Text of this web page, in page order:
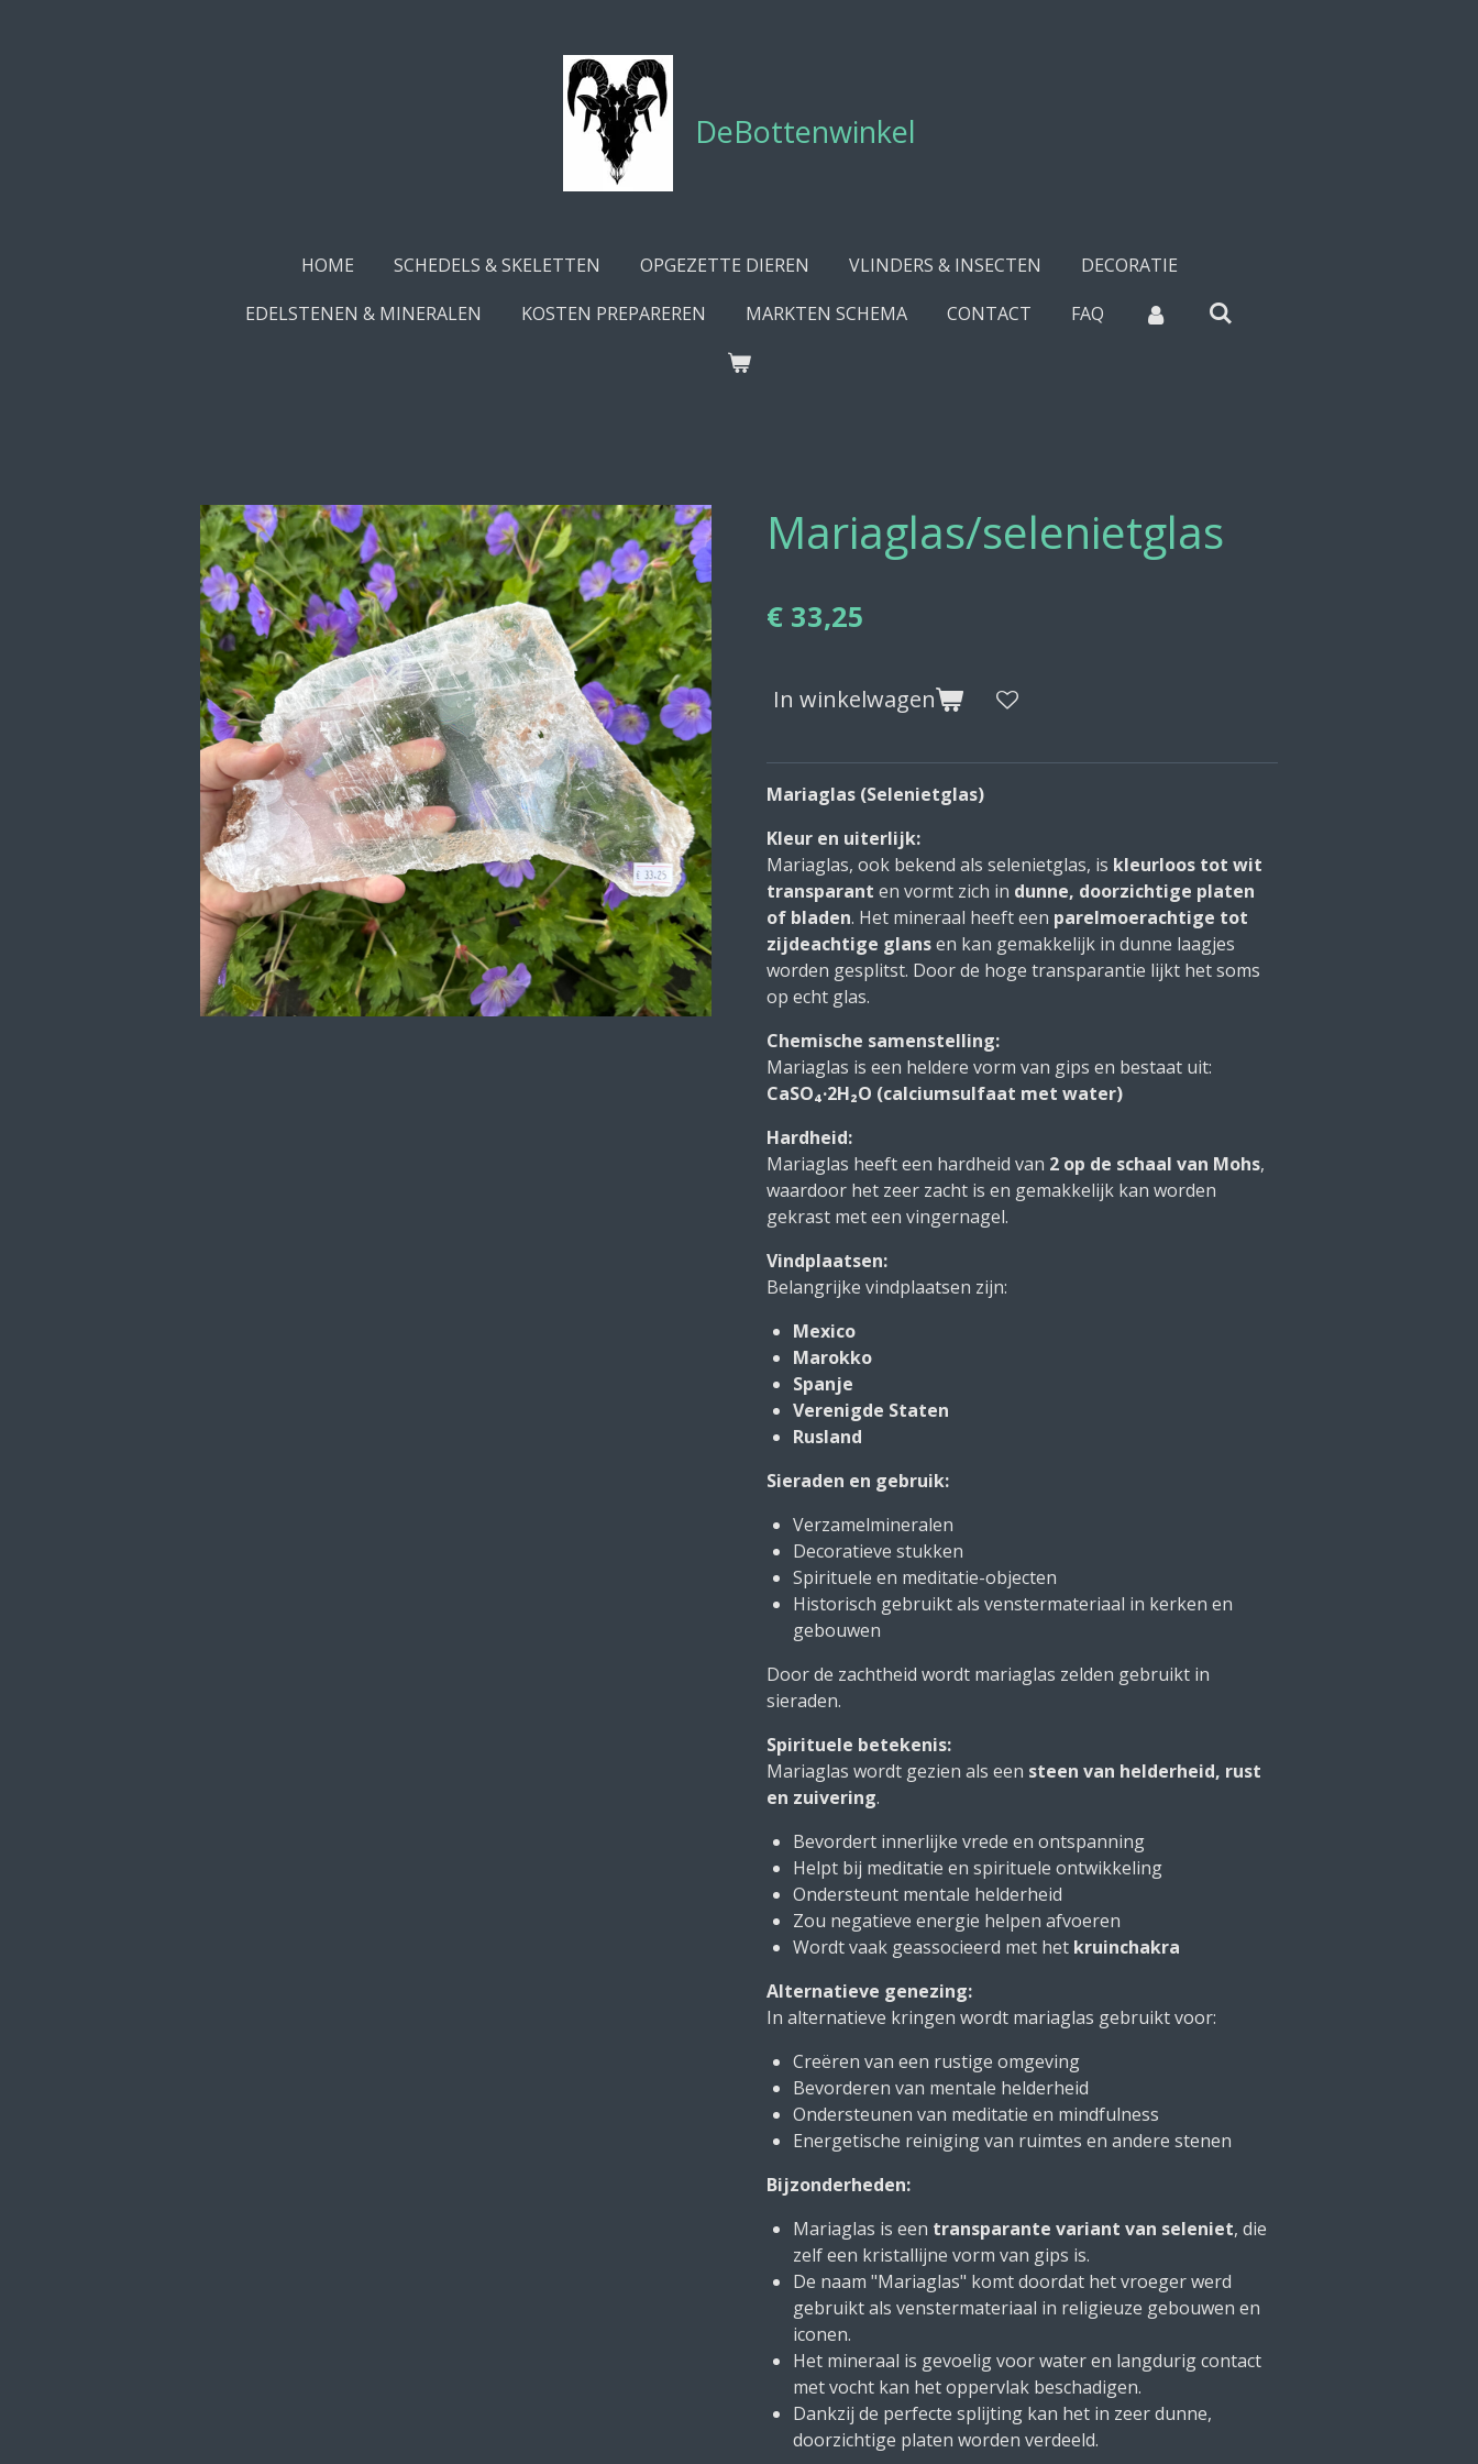
DeBottenwinkel
HOME SCHEDELS & SKELETTEN OPGEZETTE DIEREN VLINDERS & INSECTEN
DECORATIE
EDELSTENEN & MINERALEN
KOSTEN PREPAREREN MARKTEN SCHEMA CONTACT FAQ
Mariaglas/selenietglas
€ 33,25
In winkelwagen
Mariaglas (Selenietglas)
Kleur en uiterlijk:
Mariaglas, ook bekend als selenietglas, is kleurloos tot wit
transparant en vormt zich in dunne, doorzichtige platen
of bladen. Het mineraal heeft een parelmoerachtige tot
zijdeachtige glansen kan gemakkelijk in dunne laagjes
worden gesplitst. Door de hoge transparantie lijkt het soms
op echt glas.
Chemische samenstelling:
Mariaglas is een heldere vorm van gips en bestaat uit:
CaSO₄·2H₂O (calciumsulfaat met water)
Hardheid:
Mariaglas heeft een hardheid van 2 op de schaal van Mohs,
waardoor het zeer zacht is en gemakkelijk kan worden
gekrast met een vingernagel.
Vindplaatsen:
Belangrijke vindplaatsen zijn:
Mexico
Marokko
Spanje
Verenigde Staten
Rusland
Sieraden en gebruik:
Verzamelmineralen
Decoratieve stukken
Spirituele en meditatie-objecten
Historisch gebruikt als venstermateriaal in kerken en
gebouwen
Door de zachtheid wordt mariaglas zelden gebruikt in
sieraden.
Spirituele betekenis:
Mariaglas wordt gezien als een steen van helderheid, rust
en zuivering.
Bevordert innerlijke vrede en ontspanning
Helpt bij meditatie en spirituele ontwikkeling
Ondersteunt mentale helderheid
Zou negatieve energie helpen afvoeren
Wordt vaak geassocieerd met het kruinchakra
Alternatieve genezing:
In alternatieve kringen wordt mariaglas gebruikt voor:
Creëren van een rustige omgeving
Bevorderen van mentale helderheid
Ondersteunen van meditatie en mindfulness
Energetische reiniging van ruimtes en andere stenen
Bijzonderheden:
Mariaglas is een transparante variant van seleniet, die
zelf een kristallijne vorm van gips is.
De naam "Mariaglas" komt doordat het vroeger werd
gebruikt als venstermateriaal in religieuze gebouwen en
iconen.
Het mineraal is gevoelig voor water en langdurig contact
met vocht kan het oppervlak beschadigen.
Dankzij de perfecte splijting kan het in zeer dunne,
doorzichtige platen worden verdeeld.